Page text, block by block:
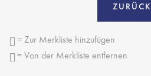
ZURÜCK
= Zur Merkliste hinzufügen
= Von der Merkliste entfernen